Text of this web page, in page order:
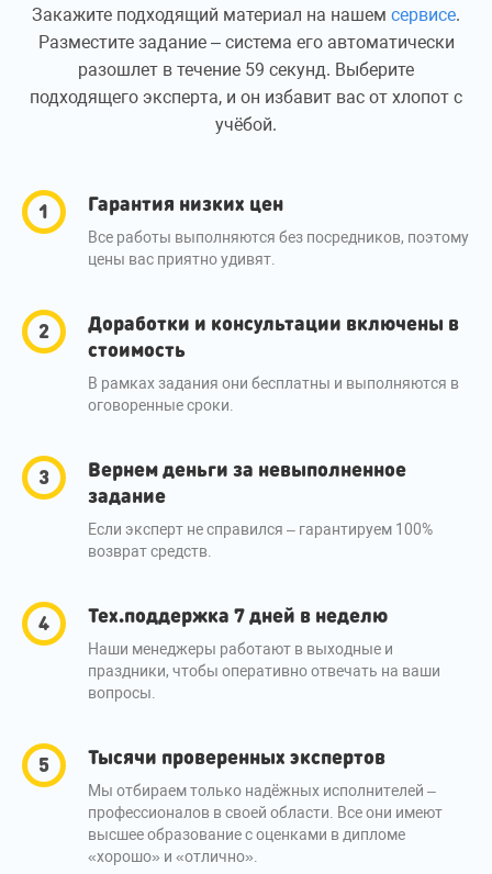
Закажите подходящий материал на нашем сервисе.
Разместите задание – система его автоматически
разошлет в течение 59 секунд. Выберите
подходящего эксперта, и он избавит вас от хлопот с
учёбой.
Гарантия низких цен
Все работы выполняются без посредников, поэтому
цены вас приятно удивят.
Доработки и консультации включены в
стоимость
В рамках задания они бесплатны и выполняются в
оговоренные сроки.
Вернем деньги за невыполненное
задание
Если эксперт не справился – гарантируем 100%
возврат средств.
Тех.поддержка 7 дней в неделю
Наши менеджеры работают в выходные и
праздники, чтобы оперативно отвечать на ваши
вопросы.
Тысячи проверенных экспертов
Мы отбираем только надёжных исполнителей –
профессионалов в своей области. Все они имеют
высшее образование с оценками в дипломе
«хорошо» и «отлично».